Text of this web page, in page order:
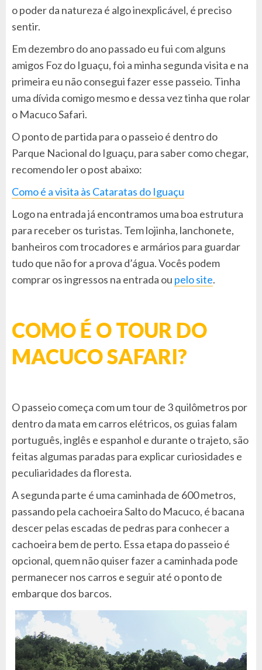
o poder da natureza é algo inexplicável, é preciso
sentir.
Em dezembro do ano passado eu fui com alguns
amigos Foz do Iguaçu, foi a minha segunda visita e na
primeira eu não consegui fazer esse passeio. Tinha
uma dívida comigo mesmo e dessa vez tinha que rolar
o Macuco Safari.
O ponto de partida para o passeio é dentro do
Parque Nacional do Iguaçu, para saber como chegar,
recomendo ler o post abaixo:
Como é a visita às Cataratas do Iguaçu
Logo na entrada já encontramos uma boa estrutura
para receber os turistas. Tem lojinha, lanchonete,
banheiros com trocadores e armários para guardar
tudo que não for a prova d’água. Vocês podem
comprar os ingressos na entrada ou pelo site.
COMO É O TOUR DO
MACUCO SAFARI?
O passeio começa com um tour de 3 quilômetros por
dentro da mata em carros elétricos, os guias falam
português, inglês e espanhol e durante o trajeto, são
feitas algumas paradas para explicar curiosidades e
peculiaridades da floresta.
A segunda parte é uma caminhada de 600 metros,
passando pela cachoeira Salto do Macuco, é bacana
descer pelas escadas de pedras para conhecer a
cachoeira bem de perto. Essa etapa do passeio é
opcional, quem não quiser fazer a caminhada pode
permanecer nos carros e seguir até o ponto de
embarque dos barcos.